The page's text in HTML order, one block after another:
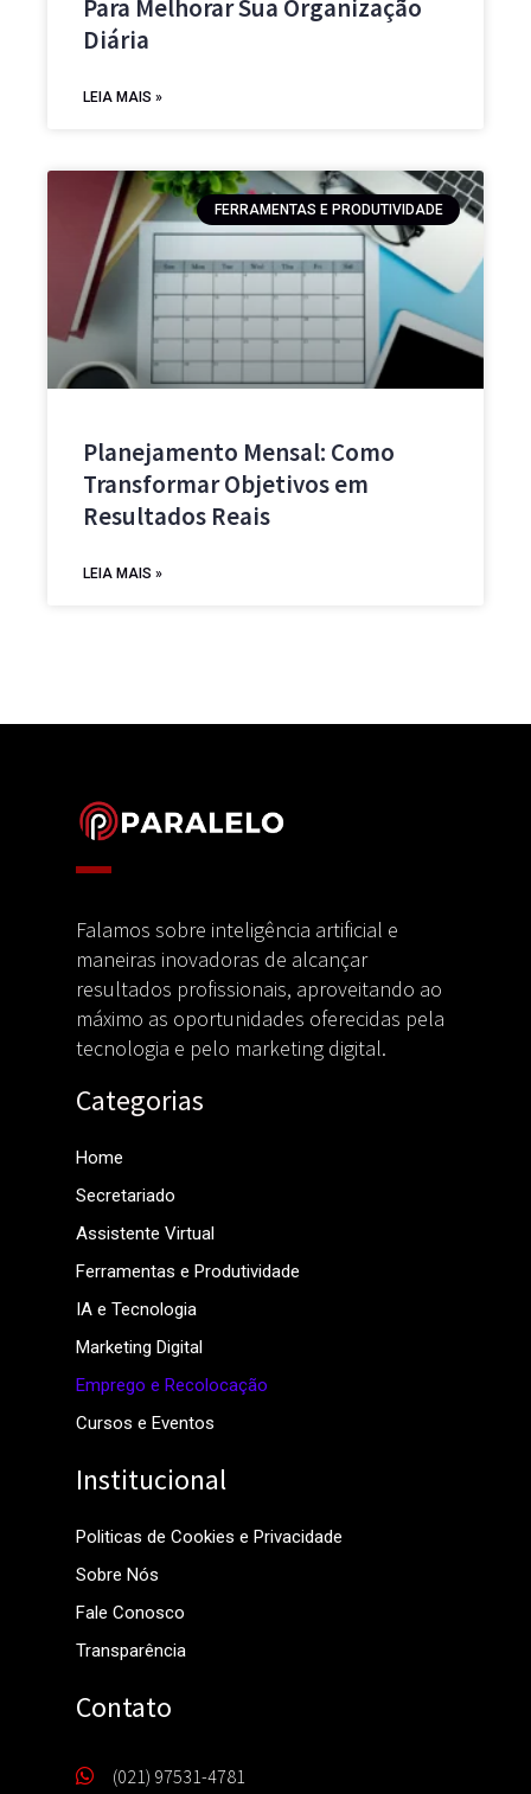
Para Melhorar Sua Organização
Diária
LEIA MAIS »
FERRAMENTAS E PRODUTIVIDADE
Planejamento Mensal: Como
Transformar Objetivos em
Resultados Reais
LEIA MAIS »
Falamos sobre inteligência artificial e
maneiras inovadoras de alcançar
resultados profissionais, aproveitando ao
máximo as oportunidades oferecidas pela
tecnologia e pelo marketing digital.
Categorias
Home
Secretariado
Assistente Virtual
Ferramentas e Produtividade
IA e Tecnologia
Marketing Digital
Emprego e Recolocação
Cursos e Eventos
Institucional
Politicas de Cookies e Privacidade
Sobre Nós
Fale Conosco
Transparência
Contato
(021) 97531-4781